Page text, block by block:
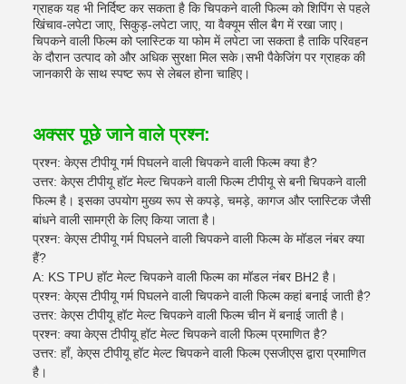
ग्राहक यह भी निर्दिष्ट कर सकता है कि चिपकने वाली फिल्म को शिपिंग से पहले
खिंचाव-लपेटा जाए, सिकुड़-लपेटा जाए, या वैक्यूम सील बैग में रखा जाए।
चिपकने वाली फिल्म को प्लास्टिक या फोम में लपेटा जा सकता है ताकि परिवहन
के दौरान उत्पाद को और अधिक सुरक्षा मिल सके।सभी पैकेजिंग पर ग्राहक की
जानकारी के साथ स्पष्ट रूप से लेबल होना चाहिए।
अक्सर पूछे जाने वाले प्रश्न:
प्रश्न: केएस टीपीयू गर्म पिघलने वाली चिपकने वाली फिल्म क्या है?
उत्तर: केएस टीपीयू हॉट मेल्ट चिपकने वाली फिल्म टीपीयू से बनी चिपकने वाली
फिल्म है। इसका उपयोग मुख्य रूप से कपड़े, चमड़े, कागज और प्लास्टिक जैसी
बांधने वाली सामग्री के लिए किया जाता है।
प्रश्न: केएस टीपीयू गर्म पिघलने वाली चिपकने वाली फिल्म के मॉडल नंबर क्या
हैं?
A: KS TPU हॉट मेल्ट चिपकने वाली फिल्म का मॉडल नंबर BH2 है।
प्रश्न: केएस टीपीयू गर्म पिघलने वाली चिपकने वाली फिल्म कहां बनाई जाती है?
उत्तर: केएस टीपीयू हॉट मेल्ट चिपकने वाली फिल्म चीन में बनाई जाती है।
प्रश्न: क्या केएस टीपीयू हॉट मेल्ट चिपकने वाली फिल्म प्रमाणित है?
उत्तर: हाँ, केएस टीपीयू हॉट मेल्ट चिपकने वाली फिल्म एसजीएस द्वारा प्रमाणित
है।